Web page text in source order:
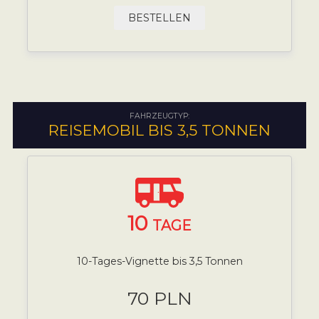
BESTELLEN
FAHRZEUGTYP:
REISEMOBIL BIS 3,5 TONNEN
10 TAGE
10-Tages-Vignette bis 3,5 Tonnen
70 PLN